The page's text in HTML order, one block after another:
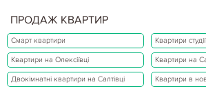
ПРОДАЖ КВАРТИР
Смарт квартири Квартири студії
Квартири на Олексіївці Квартири на
Двокімнатні квартири на Салтівці Квартири в